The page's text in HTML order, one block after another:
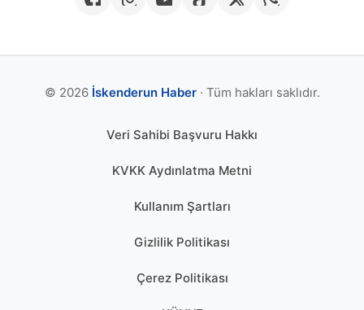
© 2026 İskenderun Haber· Tüm hakları saklıdır.
Veri Sahibi Başvuru Hakkı
KVKK Aydınlatma Metni
Kullanım Şartları
Gizlilik Politikası
Çerez Politikası